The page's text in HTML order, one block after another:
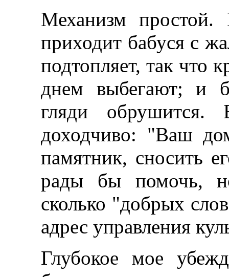
Механизм
приходит бабуся с
подтопляет, так что
днем выбегают; и
гляди обрушится.
доходчиво: "Ваш
памятник, сносить
рады бы помочь,
сколько "добрых
адрес управления
Глубокое мое